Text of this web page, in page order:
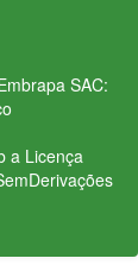
SAC:
a Licença